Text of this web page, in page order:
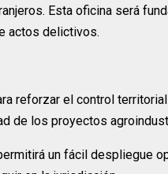
Esta oficina será
actos delictivos.
reforzar el control
de los proyectos
un fácil despliegue